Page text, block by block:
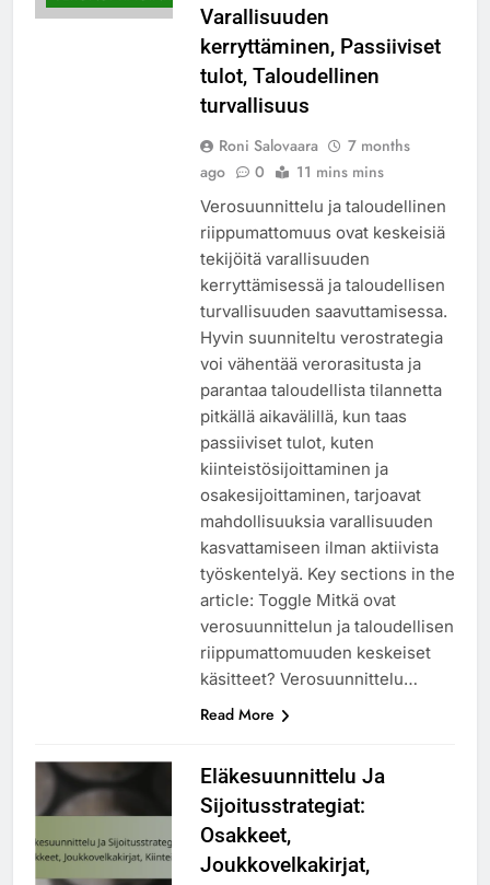
Varallisuuden
kerryttäminen, Passiiviset
tulot, Taloudellinen
turvallisuus
Roni Salovaara
7 months
ago
0 11 mins mins
Verosuunnittelu ja taloudellinen
riippumattomuus ovat keskeisiä
tekijöitä varallisuuden
kerryttämisessä ja taloudellisen
turvallisuuden saavuttamisessa.
Hyvin suunniteltu verostrategia
voi vähentää verorasitusta ja
parantaa taloudellista tilannetta
pitkällä aikavälillä, kun taas
passiiviset tulot, kuten
kiinteistösijoittaminen ja
osakesijoittaminen, tarjoavat
mahdollisuuksia varallisuuden
kasvattamiseen ilman aktiivista
työskentelyä. Key sections in the
article: Toggle Mitkä ovat
verosuunnittelun ja taloudellisen
riippumattomuuden keskeiset
käsitteet? Verosuunnittelu…
Read More
Eläkesuunnittelu Ja
Sijoitusstrategiat:
Osakkeet,
Joukkovelkakirjat,